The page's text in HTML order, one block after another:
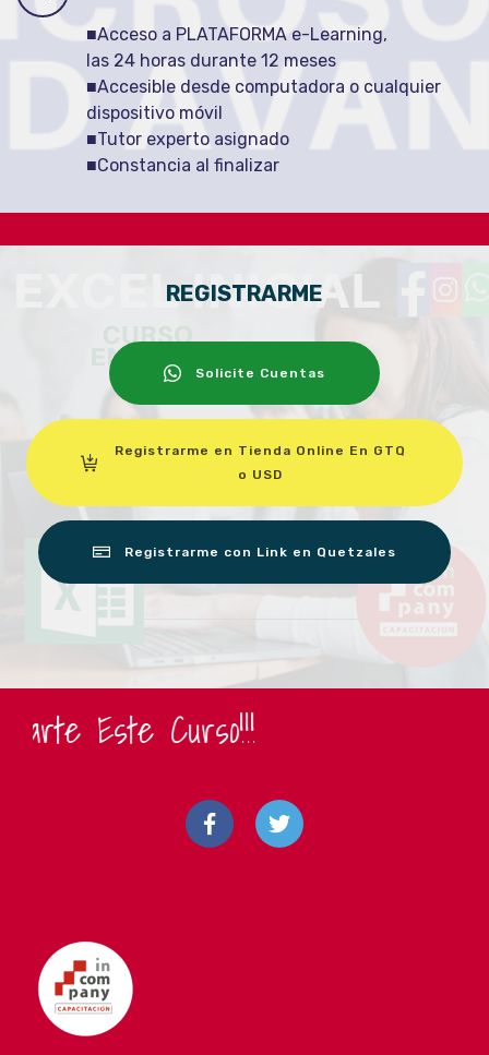
■Acceso a PLATAFORMA e-Learning,
las 24 horas durante 12 meses
■Accesible desde computadora o cualquier
dispositivo móvil
■Tutor experto asignado
■Constancia al finalizar
REGISTRARME
Solicite Cuentas
Registrarme en Tienda Online En GTQ
o USD
Registrarme con Link en Quetzales
Este Curso!!!